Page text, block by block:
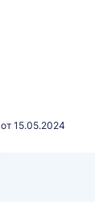
от 15.05.2024